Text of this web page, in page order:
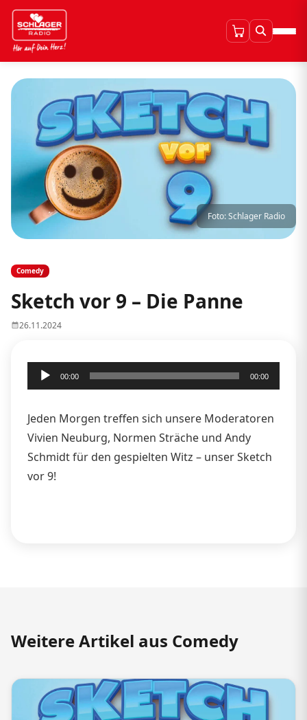
Foto: Schlager Radio
Comedy
Sketch vor 9 – Die Panne
26.11.2024
Audio-
Player
00:00 00:00
Jeden Morgen treffen sich unsere Moderatoren
Vivien Neuburg, Normen Sträche und Andy
Schmidt für den gespielten Witz – unser Sketch
vor 9!
Weitere Artikel aus Comedy